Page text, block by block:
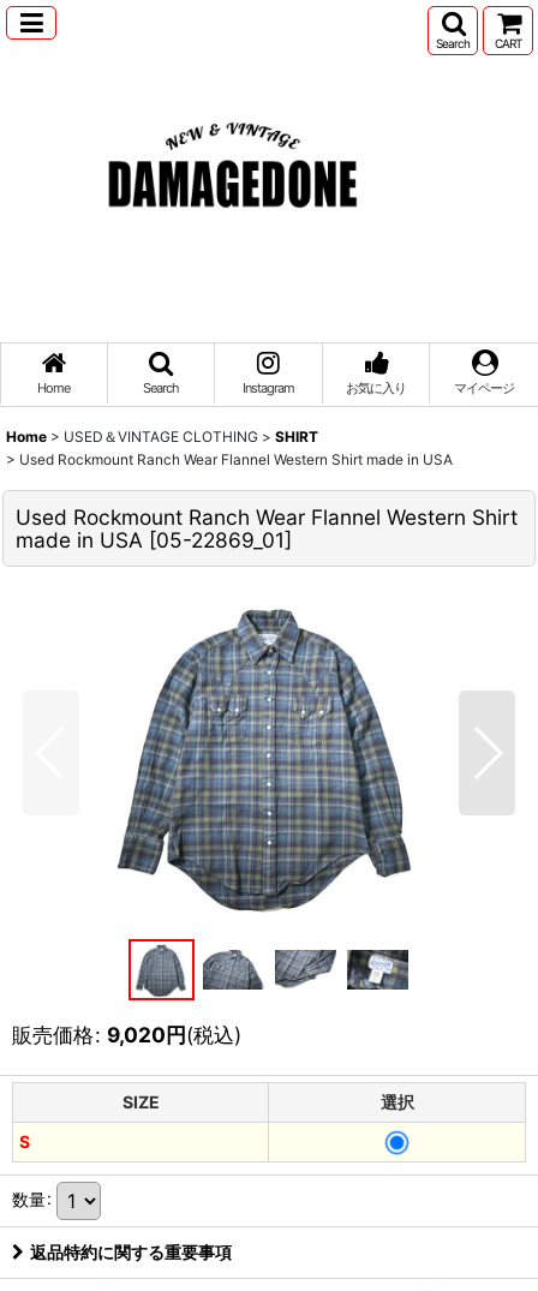
Search CART
Home Search Instagram お気に入り マイページ
Home > USED＆VINTAGE CLOTHING > SHIRT
> Used Rockmount Ranch Wear Flannel Western Shirt made in USA
Used Rockmount Ranch Wear Flannel Western Shirt
made in USA [05-22869_01]
販売価格: 9,020円(税込)
SIZE
選択
S
数量:
返品特約に関する重要事項